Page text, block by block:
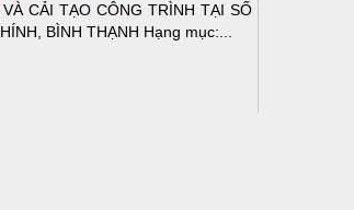
CẢI TẠO CÔNG TRÌNH TẠI SỐ
BÌNH THẠNH Hạng mục:...